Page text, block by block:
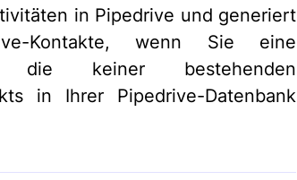
in Pipedrive und generiert
Kontakte, wenn Sie eine
die keiner bestehenden
in Ihrer Pipedrive-Datenbank